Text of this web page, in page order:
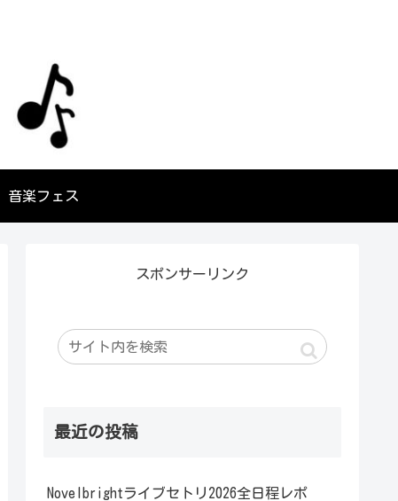
音楽フェス
スポンサーリンク
最近の投稿
Novelbrightライブセトリ2026全日程レポ